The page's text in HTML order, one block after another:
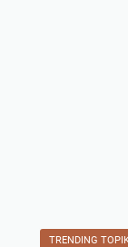
TRENDING